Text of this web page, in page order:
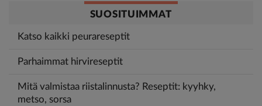
SUOSITUIMMAT
Katso kaikki peurareseptit
Parhaimmat hirvireseptit
Mitä valmistaa riistalinnusta? Reseptit: kyyhky,
metso, sorsa